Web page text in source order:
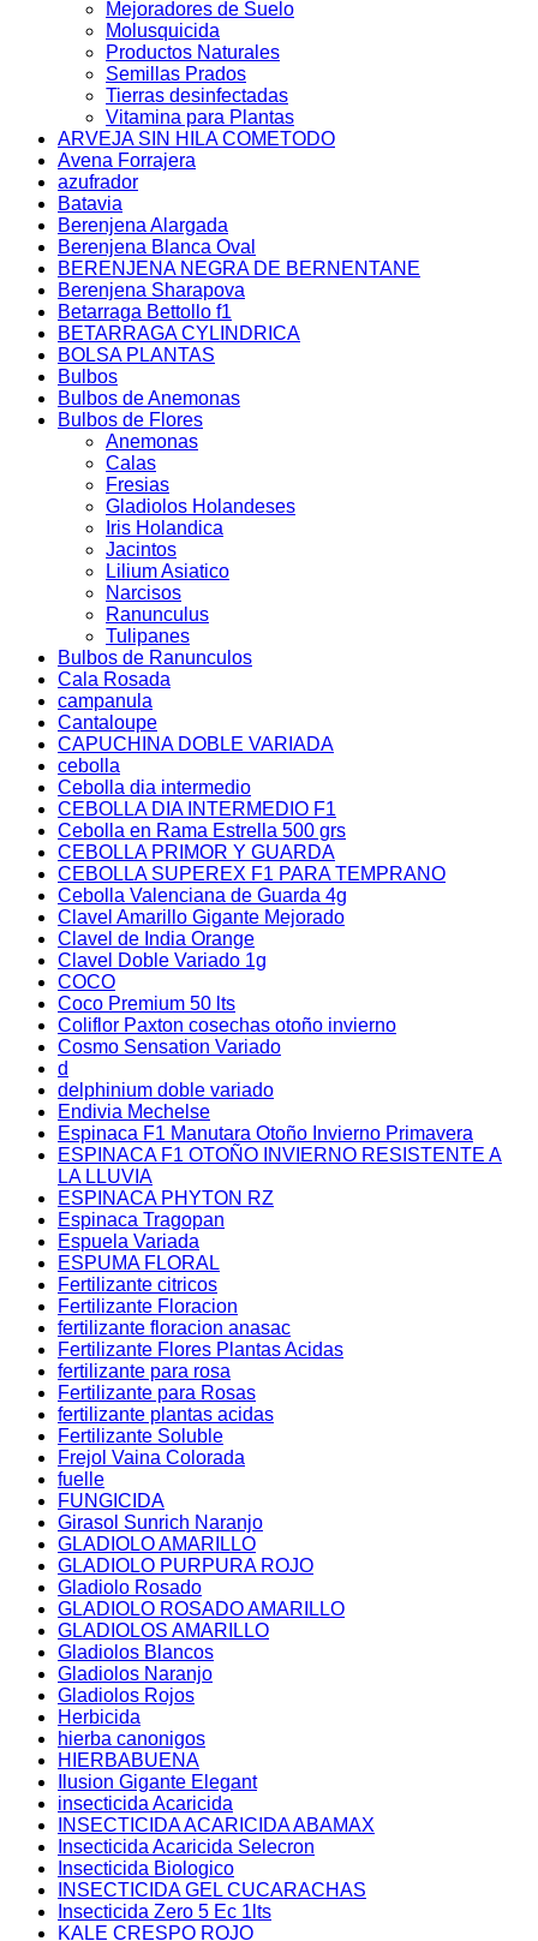
Mejoradores de Suelo
Molusquicida
Productos Naturales
Semillas Prados
Tierras desinfectadas
Vitamina para Plantas
ARVEJA SIN HILA COMETODO
Avena Forrajera
azufrador
Batavia
Berenjena Alargada
Berenjena Blanca Oval
BERENJENA NEGRA DE BERNENTANE
Berenjena Sharapova
Betarraga Bettollo f1
BETARRAGA CYLINDRICA
BOLSA PLANTAS
Bulbos
Bulbos de Anemonas
Bulbos de Flores
Anemonas
Calas
Fresias
Gladiolos Holandeses
Iris Holandica
Jacintos
Lilium Asiatico
Narcisos
Ranunculus
Tulipanes
Bulbos de Ranunculos
Cala Rosada
campanula
Cantaloupe
CAPUCHINA DOBLE VARIADA
cebolla
Cebolla dia intermedio
CEBOLLA DIA INTERMEDIO F1
Cebolla en Rama Estrella 500 grs
CEBOLLA PRIMOR Y GUARDA
CEBOLLA SUPEREX F1 PARA TEMPRANO
Cebolla Valenciana de Guarda 4g
Clavel Amarillo Gigante Mejorado
Clavel de India Orange
Clavel Doble Variado 1g
COCO
Coco Premium 50 lts
Coliflor Paxton cosechas otoño invierno
Cosmo Sensation Variado
d
delphinium doble variado
Endivia Mechelse
Espinaca F1 Manutara Otoño Invierno Primavera
ESPINACA F1 OTOÑO INVIERNO RESISTENTE A
LA LLUVIA
ESPINACA PHYTON RZ
Espinaca Tragopan
Espuela Variada
ESPUMA FLORAL
Fertilizante citricos
Fertilizante Floracion
fertilizante floracion anasac
Fertilizante Flores Plantas Acidas
fertilizante para rosa
Fertilizante para Rosas
fertilizante plantas acidas
Fertilizante Soluble
Frejol Vaina Colorada
fuelle
FUNGICIDA
Girasol Sunrich Naranjo
GLADIOLO AMARILLO
GLADIOLO PURPURA ROJO
Gladiolo Rosado
GLADIOLO ROSADO AMARILLO
GLADIOLOS AMARILLO
Gladiolos Blancos
Gladiolos Naranjo
Gladiolos Rojos
Herbicida
hierba canonigos
HIERBABUENA
Ilusion Gigante Elegant
insecticida Acaricida
INSECTICIDA ACARICIDA ABAMAX
Insecticida Acaricida Selecron
Insecticida Biologico
INSECTICIDA GEL CUCARACHAS
Insecticida Zero 5 Ec 1lts
KALE CRESPO ROJO